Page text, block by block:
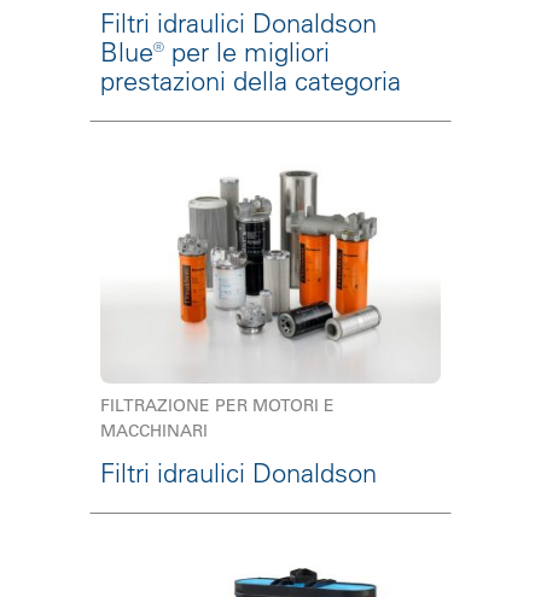
Filtri idraulici Donaldson
Blue® per le migliori
prestazioni della categoria
FILTRAZIONE PER MOTORI E
MACCHINARI
Filtri idraulici Donaldson